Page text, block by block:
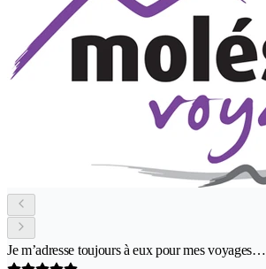
Je m’adresse toujours à eux pour mes voyages…